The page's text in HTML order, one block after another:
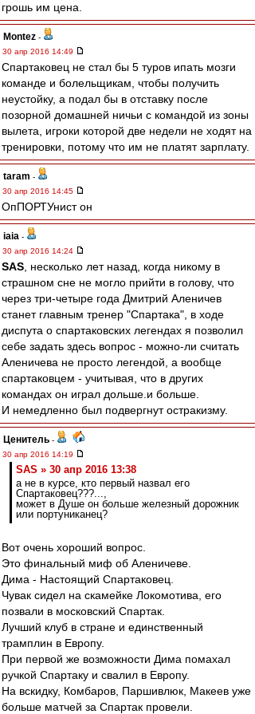
грошь им цена.
Montez -
30 апр 2016 14:49
Спартаковец не стал бы 5 туров ипать мозги
команде и болельщикам, чтобы получить
неустойку, а подал бы в отставку после
позорной домашней ничьи с командой из зоны
вылета, игроки которой две недели не ходят на
тренировки, потому что им не платят зарплату.
taram -
30 апр 2016 14:45
ОпПОРТУнист он
iaia -
30 апр 2016 14:24
SAS , несколько лет назад, когда никому в
страшном сне не могло прийти в голову, что
через три-четыре года Дмитрий Аленичев
станет главным тренер "Спартака", в ходе
диспута о спартаковских легендах я позволил
себе задать здесь вопрос - можно-ли считать
Аленичева не просто легендой, а вообще
спартаковцем - учитывая, что в других
командах он играл дольше.и больше.
И немедленно был подвергнут остракизму.
Ценитель -
30 апр 2016 14:19
SAS » 30 апр 2016 13:38
а не в курсе, кто первый назвал его
Спартаковец???...,
может в Душе он больше железный дорожник
или портуниканец?
Вот очень хороший вопрос.
Это финальный миф об Аленичеве.
Дима - Настоящий Спартаковец.
Чувак сидел на скамейке Локомотива, его
позвали в московский Спартак.
Лучший клуб в стране и единственный
трамплин в Европу.
При первой же возможности Дима помахал
ручкой Спартаку и свалил в Европу.
На вскидку, Комбаров, Паршивлюк, Макеев уже
больше матчей за Спартак провели.